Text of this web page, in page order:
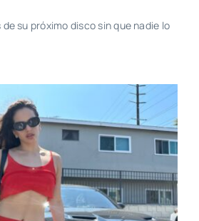
su próximo disco sin que nadie lo